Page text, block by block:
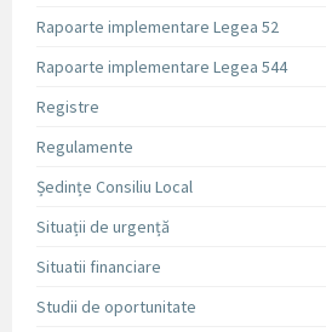
Rapoarte implementare Legea 52
Rapoarte implementare Legea 544
Registre
Regulamente
Ședințe Consiliu Local
Situații de urgență
Situatii financiare
Studii de oportunitate